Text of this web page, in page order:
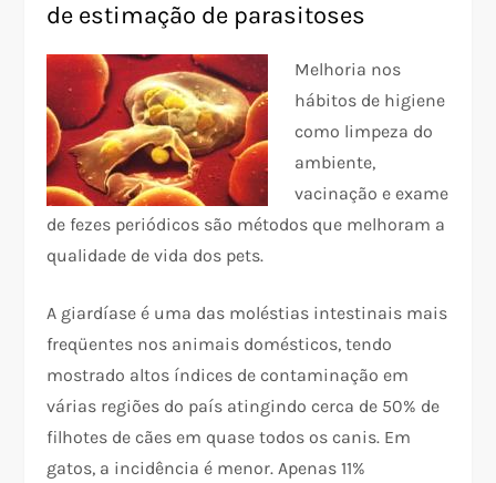
de estimação de parasitoses
Melhoria nos
hábitos de higiene
como limpeza do
ambiente,
vacinação e exame
de fezes periódicos são métodos que melhoram a
qualidade de vida dos pets.
A giardíase é uma das moléstias intestinais mais
freqüentes nos animais domésticos, tendo
mostrado altos índices de contaminação em
várias regiões do país atingindo cerca de 50% de
filhotes de cães em quase todos os canis. Em
gatos, a incidência é menor. Apenas 11%